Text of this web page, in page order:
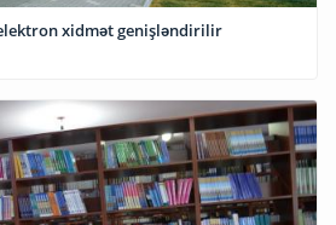
xidmət genişləndirilir